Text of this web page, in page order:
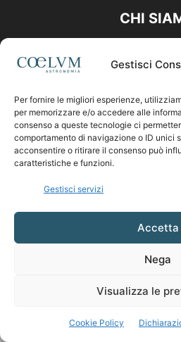
Gestisci
Per fornire le migliori esperienze,
per memorizzare e/o accedere alle
consenso a queste tecnologie ci
comportamento di navigazione o ID unici
acconsentire o ritirare il consenso può
caratteristiche e funzioni.
Gestisci servizi
Accetta
Nega
Visualizza le
Cookie Policy
CHI
Contattaci: